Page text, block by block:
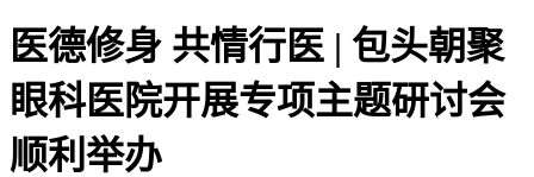
医德修身 共情行医 | 包头朝聚
眼科医院开展专项主题研讨会
顺利举办